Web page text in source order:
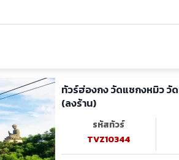
ทัวร์ฮ่องกง วัดแชกงหมิว วั
(ลงร้าน)
รหัสทัวร์
TVZ10344